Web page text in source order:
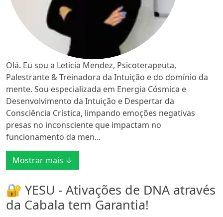
Olá. Eu sou a Leticia Mendez, Psicoterapeuta,
Palestrante & Treinadora da Intuição e do domínio da
mente. Sou especializada em Energia Cósmica e
Desenvolvimento da Intuição e Despertar da
Consciência Crística, limpando emoções negativas
presas no inconsciente que impactam no
funcionamento da men...
Mostrar mais ↓
🔐 YESU - Ativações de DNA através
da Cabala tem Garantia!